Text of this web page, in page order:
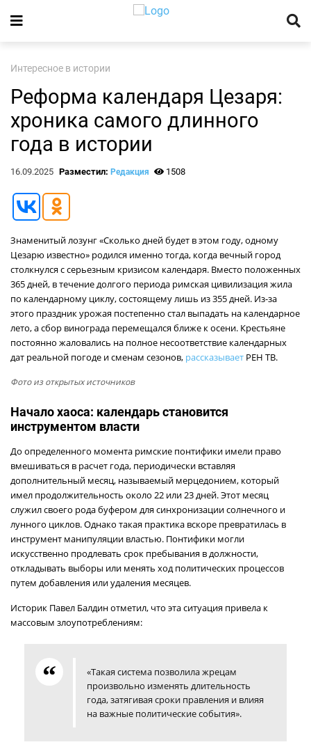
Интересное в истории
Реформа календаря Цезаря:
хроника самого длинного
года в истории
16.09.2025 Разместил: Редакция 1508
Знаменитый лозунг «Сколько дней будет в этом году, одному
Цезарю известно» родился именно тогда, когда вечный город
столкнулся с серьезным кризисом календаря. Вместо положенных
365 дней, в течение долгого периода римская цивилизация жила
по календарному циклу, состоящему лишь из 355 дней. Из-за
этого праздник урожая постепенно стал выпадать на календарное
лето, а сбор винограда перемещался ближе к осени. Крестьяне
постоянно жаловались на полное несоответствие календарных
дат реальной погоде и сменам сезонов, рассказывает РЕН ТВ.
Фото из открытых источников
Начало хаоса: календарь становится
инструментом власти
До определенного момента римские понтифики имели право
вмешиваться в расчет года, периодически вставляя
дополнительный месяц, называемый мерцедонием, который
имел продолжительность около 22 или 23 дней. Этот месяц
служил своего рода буфером для синхронизации солнечного и
лунного циклов. Однако такая практика вскоре превратилась в
инструмент манипуляции властью. Понтифики могли
искусственно продлевать срок пребывания в должности,
откладывать выборы или менять ход политических процессов
путем добавления или удаления месяцев.
Историк Павел Балдин отметил, что эта ситуация привела к
массовым злоупотреблениям:
«Такая система позволила жрецам
произвольно изменять длительность
года, затягивая сроки правления и влияя
на важные политические события».